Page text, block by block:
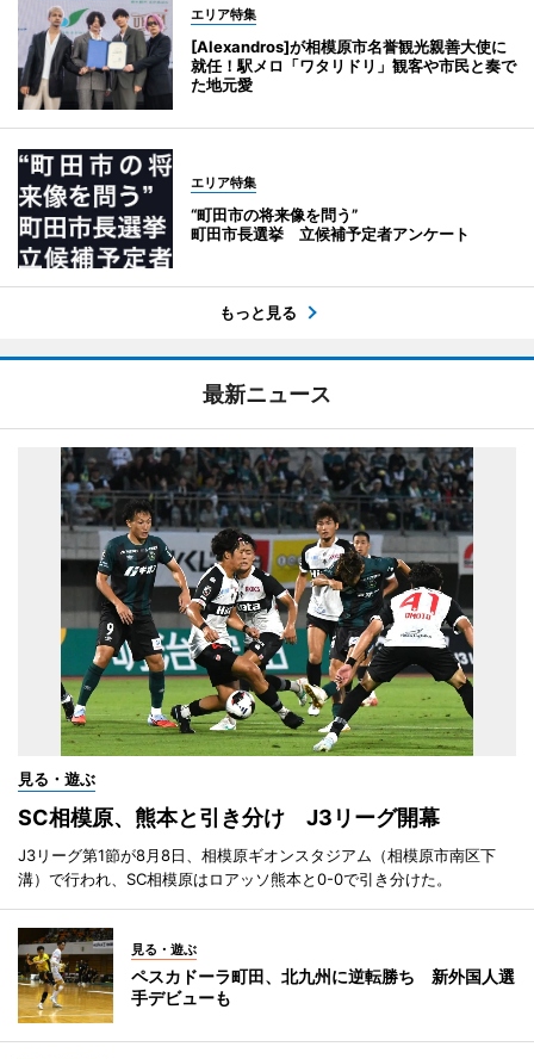
エリア特集
[Alexandros]が相模原市名誉観光親善大使に
就任！駅メロ「ワタリドリ」観客や市民と奏で
た地元愛
エリア特集
“町田市の将来像を問う”
町田市長選挙 立候補予定者アンケート
もっと見る
最新ニュース
見る・遊ぶ
SC相模原、熊本と引き分け J3リーグ開幕
J3リーグ第1節が8月8日、相模原ギオンスタジアム（相模原市南区下
溝）で行われ、SC相模原はロアッソ熊本と0-0で引き分けた。
見る・遊ぶ
ペスカドーラ町田、北九州に逆転勝ち 新外国人選
手デビューも